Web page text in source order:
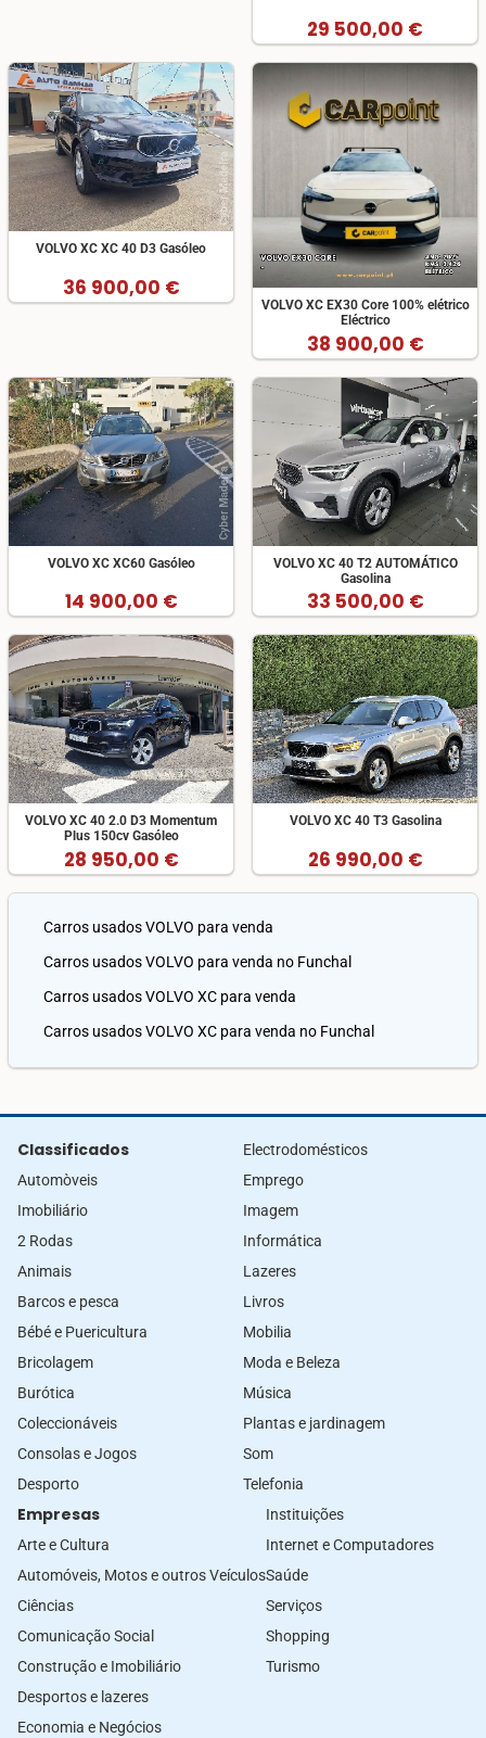
29 500,00 €
VOLVO XC XC 40 D3 Gasóleo
36 900,00 €
VOLVO XC EX30 Core 100% elétrico
Eléctrico
38 900,00 €
VOLVO XC XC60 Gasóleo
14 900,00 €
VOLVO XC 40 T2 AUTOMÁTICO
Gasolina
33 500,00 €
VOLVO XC 40 2.0 D3 Momentum
Plus 150cv Gasóleo
28 950,00 €
VOLVO XC 40 T3 Gasolina
26 990,00 €
Carros usados VOLVO para venda
Carros usados VOLVO para venda no Funchal
Carros usados VOLVO XC para venda
Carros usados VOLVO XC para venda no Funchal
Classificados
Automòveis
Imobiliário
2 Rodas
Animais
Barcos e pesca
Bébé e Puericultura
Bricolagem
Burótica
Coleccionáveis
Consolas e Jogos
Desporto
Electrodomésticos
Emprego
Imagem
Informática
Lazeres
Livros
Mobilia
Moda e Beleza
Música
Plantas e jardinagem
Som
Telefonia
Empresas
Arte e Cultura
Automóveis, Motos e outros Veículos
Ciências
Comunicação Social
Construção e Imobiliário
Desportos e lazeres
Economia e Negócios
Instituições
Internet e Computadores
Saúde
Serviços
Shopping
Turismo